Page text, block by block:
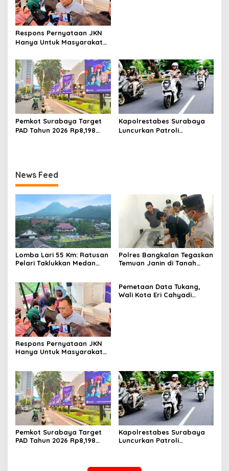
Respons Pernyataan JKN
Hanya Untuk Masyarakat
Bukti Tidak Paham
Konstitusi
Pemkot Surabaya Target
PAD Tahun 2026 Rp8,198
Kapolrestabes Surabaya
Luncurkan Patroli
News Feed
Lomba Lari 55 Km: Ratusan
Pelari Taklukkan Medan
Polres Bangkalan Tegaskan
Temuan Janin di Tanah
Respons Pernyataan JKN
Hanya Untuk Masyarakat
Konstitusi
Pemetaan Data Tukang,
Wali Kota Eri Cahyadi
Pemkot Surabaya Target
PAD Tahun 2026 Rp8,198
Kapolrestabes Surabaya
Luncurkan Patroli